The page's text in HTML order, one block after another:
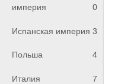
империя
0
Испанская империя 3
Польша 4
Италия 7